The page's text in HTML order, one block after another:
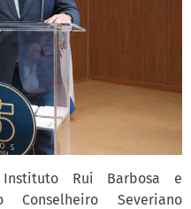
Rui Barbosa e
Conselheiro Severiano